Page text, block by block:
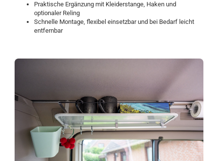
Praktische Ergänzung mit Kleiderstange, Haken und
optionaler Reling
Schnelle Montage, flexibel einsetzbar und bei Bedarf leicht
entfernbar